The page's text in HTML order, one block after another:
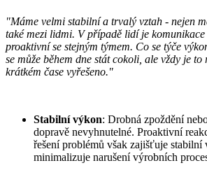
"Máme velmi stabilní a trvalý vztah - nejen
také mezi lidmi. V případě lidí je komunikace
proaktivní se stejným týmem. Co se týče
se může během dne stát cokoli, ale vždy je
krátkém čase vyřešeno."
Stabilní výkon: Drobná zpoždění
dopravě nevyhnutelné. Proaktivní
řešení problémů však zajišťuje stabilní
minimalizuje narušení výrobních